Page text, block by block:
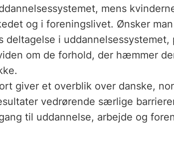
mens
og i foreningslivet. Ønsker
deltagelse i
om de forhold, der hæmmer
giver et overblik over danske,
vedrørende særlige
til uddannelse, arbejde og